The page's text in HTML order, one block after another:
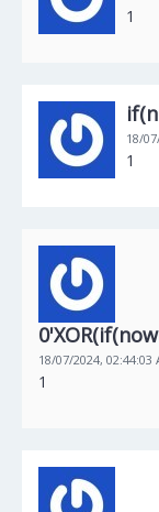
1
18/
1
18/07/2024, 02:44:03
1